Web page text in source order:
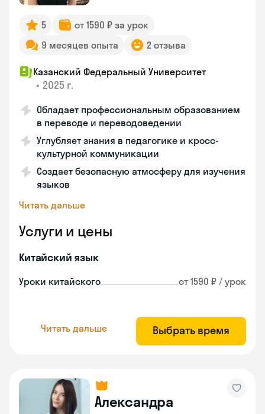
5
от 1590 ₽ за урок
9 месяцев опыта
2 отзыва
Казанский Федеральный Университет
• 2025 г.
Обладает профессиональным образованием
в переводе и переводоведении
Углубляет знания в педагогике и кросс-
культурной коммуникации
Создает безопасную атмосферу для изучения
языков
Читать дальше
Услуги и цены
Китайский язык
Уроки китайского от 1590 ₽ / урок
Читать дальше Выбрать время
Александра